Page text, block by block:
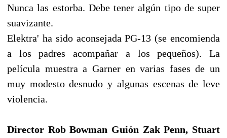
Nunca las estorba. Debe tener algún tipo de super
suavizante.
Elektra' ha sido aconsejada PG-13 (se encomienda
a los padres acompañar a los pequeños). La
película muestra a Garner en varias fases de un
muy modesto desnudo y algunas escenas de leve
violencia.
Director Rob Bowman Guión Zak Penn, Stuart